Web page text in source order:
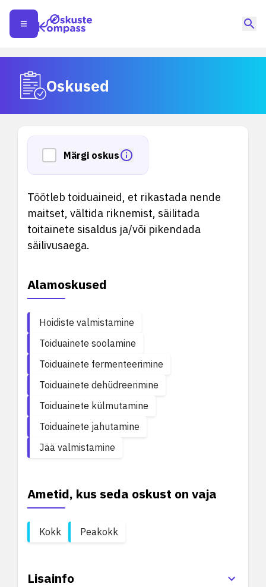
Oskused
Märgi oskus
Töötleb toiduaineid, et rikastada nende
maitset, vältida riknemist, säilitada
toitainete sisaldus ja/või pikendada
säilivusaega.
Alamoskused
Hoidiste valmistamine
Toiduainete soolamine
Toiduainete fermenteerimine
Toiduainete dehüdreerimine
Toiduainete külmutamine
Toiduainete jahutamine
Jää valmistamine
Ametid, kus seda oskust on vaja
Kokk Peakokk
Lisainfo